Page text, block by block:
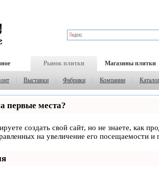
Рынок плитки Магазины плитки
Выставки Фабрики Компании
первые места?
создать свой сайт, но не знаете, как
на увеличение его посещаемости